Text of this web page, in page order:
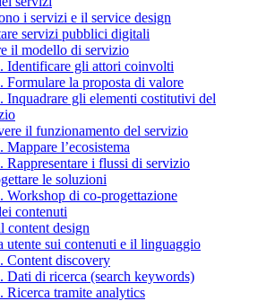
i servizi e il service design
servizi pubblici digitali
il modello di servizio
Identificare gli attori coinvolti
Formulare la proposta di valore
Inquadrare gli elementi costitutivi del
il funzionamento del servizio
Mappare l’ecosistema
Rappresentare i flussi di servizio
le soluzioni
Workshop di co-progettazione
contenuti
content design
utente sui contenuti e il linguaggio
Content discovery
Dati di ricerca (search keywords)
Ricerca tramite analytics